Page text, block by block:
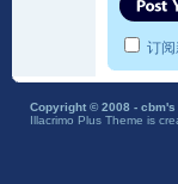
订阅
Copyright © 2008 -
Illacrimo Plus Theme is